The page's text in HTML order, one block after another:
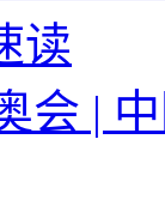
读
会 |